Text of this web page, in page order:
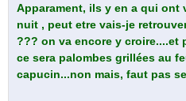
Apparament, ils y en a qui ont
nuit , peut etre vais-je
??? on va encore y croire....et
ce sera palombes grillées au
capucin...non mais, faut pas